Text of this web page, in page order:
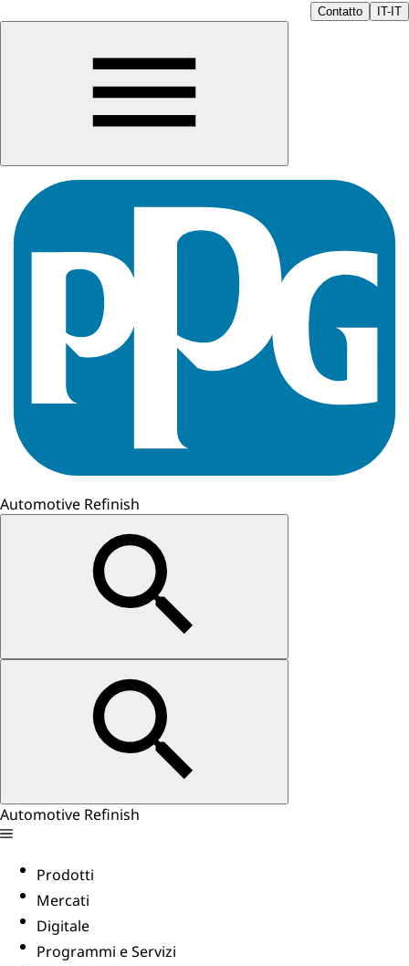
Contatto IT-IT
Automotive Refinish
Automotive Refinish
Prodotti
Mercati
Digitale
Programmi e Servizi